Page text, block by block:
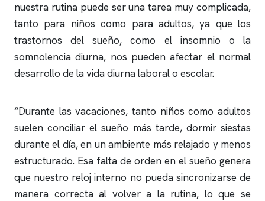
nuestra rutina puede ser una tarea muy complicada,
tanto para niños como para adultos, ya que los
trastornos del sueño, como el insomnio o la
somnolencia diurna, nos pueden afectar el normal
desarrollo de la vida diurna laboral o escolar.
“Durante las vacaciones, tanto niños como adultos
suelen conciliar el sueño más tarde, dormir siestas
durante el día, en un ambiente más relajado y menos
estructurado. Esa falta de orden en el sueño genera
que nuestro reloj interno no pueda sincronizarse de
manera correcta al volver a la rutina, lo que se